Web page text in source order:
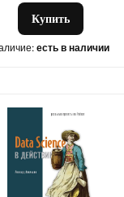
Купить
есть в наличии